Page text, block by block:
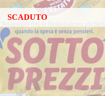
SCADUTO